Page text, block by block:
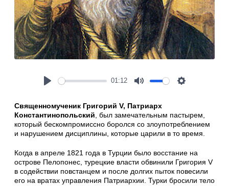
01:12
Священномученик Григорий V, Патриарх
Константинопольский , был замечательным пастырем,
который бескомпромиссно боролся со злоупотреблением
и нарушением дисциплины, которые царили в то время.
Когда в апреле 1821 года в Турции было восстание на
острове Пелопонес, турецкие власти обвинили Григория V
в содействии повстанцем и после долгих пыток повесили
его на вратах управления Патриархии. Турки бросили тело